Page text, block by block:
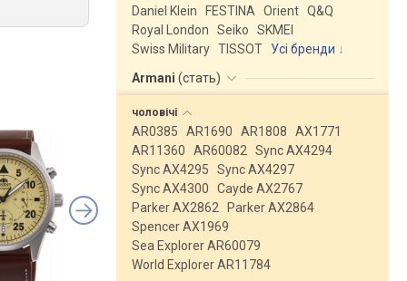
Daniel Klein
FESTINA Orient Q&Q
Royal London
Seiko
SKMEI
Swiss Military TISSOT
Усі бренди
Armani (стать)
чоловічі
AR0385 AR1690 AR1808
AX1771
AR11360
AR60082
Sync AX4294
Sync AX4295
Sync AX4297
Sync AX4300
Cayde AX2767
Parker AX2862
Parker AX2864
Spencer AX1969
Sea Explorer AR60079
World Explorer AR11784